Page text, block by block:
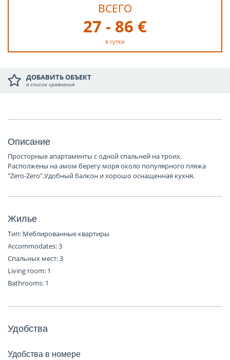
ВСЕГО
27 - 86 €
в сутки
ДОБАВИТЬ ОБЪЕКТ
в список сравнения
Описание
Просторные апартаменты с одной спальней на троих.
Располжены на амом берегу моря около популярного пляжа
"Zero-Zero".Удобный балкон и хорошо оснащенная кухня.
Жилье
Тип: Меблированные квартиры
Accommodates: 3
Спальных мест: 3
Living room: 1
Bathrooms: 1
Удобства
Удобства в номере